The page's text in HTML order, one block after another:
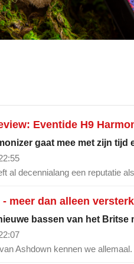
Eventide H9
gaat mee met zijn
al decennialang een reputatie
meer dan alleen
bassen van het Britse
Ashdown kennen we